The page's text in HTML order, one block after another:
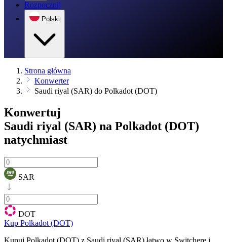
Rozpocznij
Polski
Strona główna
Konwerter
Saudi riyal (SAR) do Polkadot (DOT)
Konwertuj
Saudi riyal (SAR) na Polkadot (DOT)
natychmiast
SAR
DOT
Kup Polkadot (DOT)
Kupuj Polkadot (DOT) z Saudi riyal (SAR) łatwo w Switchere i